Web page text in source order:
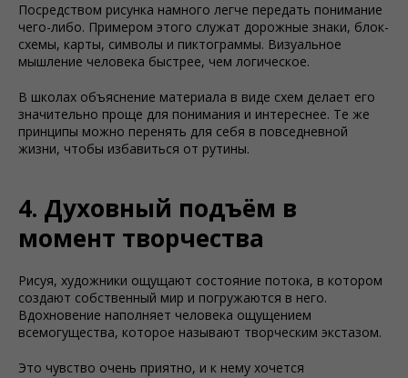
Посредством рисунка намного легче передать понимание
чего-либо. Примером этого служат дорожные знаки, блок-
схемы, карты, символы и пиктограммы. Визуальное
мышление человека быстрее, чем логическое.
В школах объяснение материала в виде схем делает его
значительно проще для понимания и интереснее. Те же
принципы можно перенять для себя в повседневной
жизни, чтобы избавиться от рутины.
4. Духовный подъём в
момент творчества
Рисуя, художники ощущают состояние потока, в котором
создают собственный мир и погружаются в него.
Вдохновение наполняет человека ощущением
всемогущества, которое называют творческим экстазом.
Это чувство очень приятно, и к нему хочется